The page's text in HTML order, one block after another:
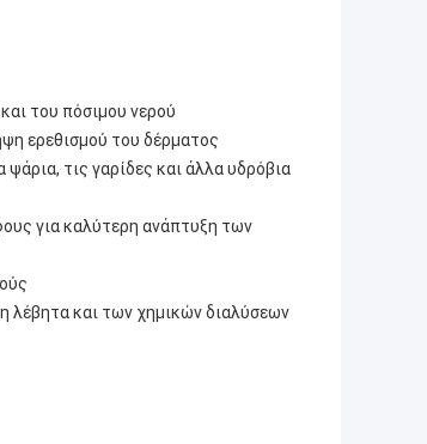
του πόσιμου νερού
ερεθισμού του δέρματος
τις γαρίδες και άλλα υδρόβια
για καλύτερη ανάπτυξη των
και των χημικών διαλύσεων